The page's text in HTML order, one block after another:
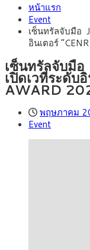
ปล่อยเช่ารายวัน ร้า
กฎหมายเข้าข่ายสุ่มเสี่
สิงหาคม 10, 2026
32.80-33.40 ลุ้นเงิน
สิงหาคม 6, 2026
ปรับเกณฑ์ คัดเข้มโค
สิงหาคม 5, 2026 ครม
หน้ารถไฟฟ้าสงขลา
สิงหาคม 4, 2026 สธ.
รายหัวเพียง 2,618 บ
งานจริง
หน้าแรก
Event
เซ็นทรัลจับมือ
อินเตอร์
เซ็นทรัลจับมื
เปิดเวทีระดับ
AWARD
พฤษภาคม
Event